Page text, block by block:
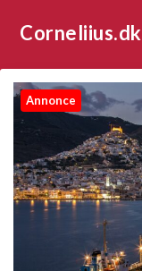
Corneliius.dk
Annonce